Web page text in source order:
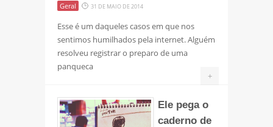
Geral 31 DE MAIO DE 2014
Esse é um daqueles casos em que nos
sentimos humilhados pela internet. Alguém
resolveu registrar o preparo de uma
panqueca
+
Ele pega o
caderno de